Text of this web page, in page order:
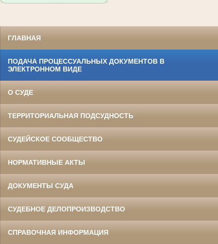
ГЛАВНАЯ
ПОДАЧА ПРОЦЕССУАЛЬНЫХ ДОКУМЕНТОВ В
ЭЛЕКТРОННОМ ВИДЕ
О СУДЕ
ТЕРРИТОРИАЛЬНАЯ ПОДСУДНОСТЬ
СУДЕЙСКОЕ СООБЩЕСТВО
НОРМАТИВНЫЕ АКТЫ
ДОКУМЕНТЫ СУДА
СУДЕБНОЕ ДЕЛОПРОИЗВОДСТВО
СПРАВОЧНАЯ ИНФОРМАЦИЯ